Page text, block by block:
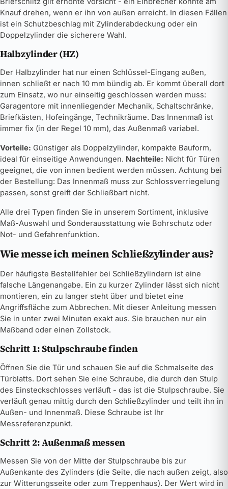
Knauf drehen, wenn er ihn von außen erreicht. In diesen Fällen
ist ein Schutzbeschlag mit Zylinderabdeckung oder ein
Doppelzylinder die sicherere Wahl.
Halbzylinder (HZ)
Der Halbzylinder hat nur einen Schlüssel-Eingang außen,
innen schließt er nach 10 mm bündig ab. Er kommt überall dort
zum Einsatz, wo nur einseitig geschlossen werden muss:
Garagentore mit innenliegender Mechanik, Schaltschränke,
Briefkästen, Hofeingänge, Technikräume. Das Innenmaß ist
immer fix (in der Regel 10 mm), das Außenmaß variabel.
Vorteile: Günstiger als Doppelzylinder, kompakte Bauform,
ideal für einseitige Anwendungen. Nachteile: Nicht für Türen
geeignet, die von innen bedient werden müssen. Achtung bei
der Bestellung: Das Innenmaß muss zur Schlossverriegelung
passen, sonst greift der Schließbart nicht.
Alle drei Typen finden Sie in unserem Sortiment, inklusive
Maß-Auswahl und Sonderausstattung wie Bohrschutz oder
Not- und Gefahrenfunktion.
Wie messe ich meinen Schließzylinder aus?
Der häufigste Bestellfehler bei Schließzylindern ist eine
falsche Längenangabe. Ein zu kurzer Zylinder lässt sich nicht
montieren, ein zu langer steht über und bietet eine
Angriffsfläche zum Abbrechen. Mit dieser Anleitung messen
Sie in unter zwei Minuten exakt aus. Sie brauchen nur ein
Maßband oder einen Zollstock.
Schritt 1: Stulpschraube finden
Öffnen Sie die Tür und schauen Sie auf die Schmalseite des
Türblatts. Dort sehen Sie eine Schraube, die durch den Stulp
des Einsteckschlosses verläuft - das ist die Stulpschraube. Sie
verläuft genau mittig durch den Schließzylinder und teilt ihn in
Außen- und Innenmaß. Diese Schraube ist Ihr
Messreferenzpunkt.
Schritt 2: Außenmaß messen
Messen Sie von der Mitte der Stulpschraube bis zur
Außenkante des Zylinders (die Seite, die nach außen zeigt, also
zur Witterungsseite oder zum Treppenhaus). Der Wert wird in